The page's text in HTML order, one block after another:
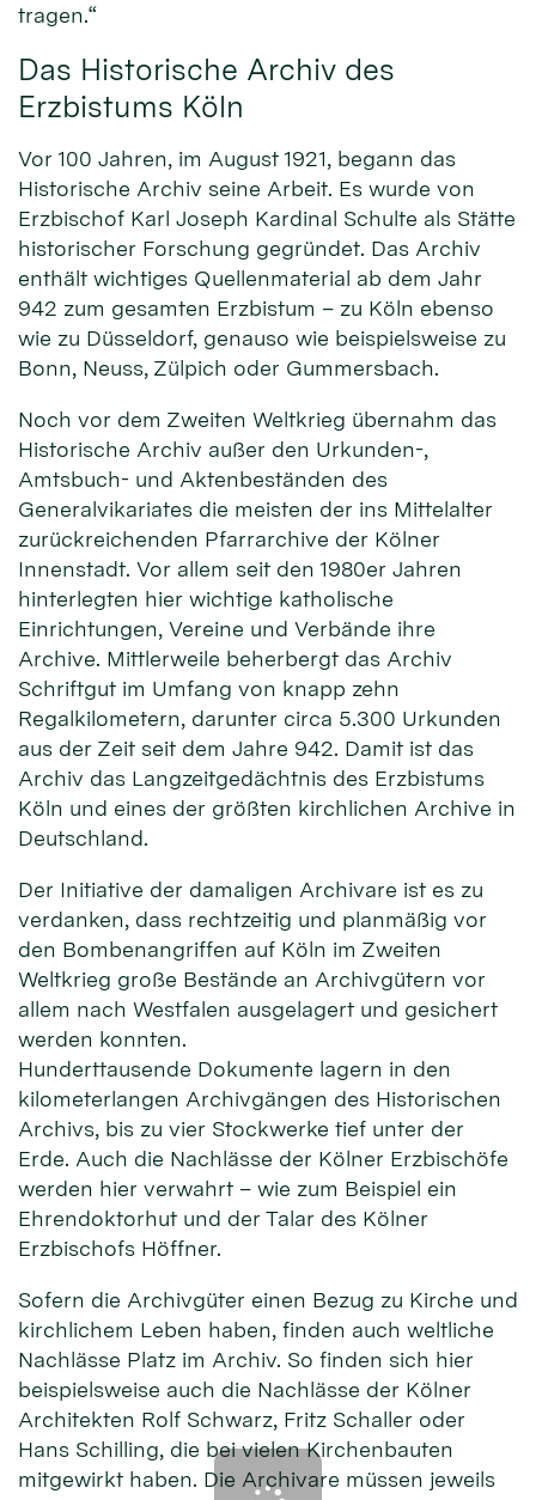
tragen.“
Das Historische Archiv des
Erzbistums Köln
Vor 100 Jahren, im August 1921, begann das
Historische Archiv seine Arbeit. Es wurde von
Erzbischof Karl Joseph Kardinal Schulte als Stätte
historischer Forschung gegründet. Das Archiv
enthält wichtiges Quellenmaterial ab dem Jahr
942 zum gesamten Erzbistum – zu Köln ebenso
wie zu Düsseldorf, genauso wie beispielsweise zu
Bonn, Neuss, Zülpich oder Gummersbach.
Noch vor dem Zweiten Weltkrieg übernahm das
Historische Archiv außer den Urkunden-,
Amtsbuch- und Aktenbeständen des
Generalvikariates die meisten der ins Mittelalter
zurückreichenden Pfarrarchive der Kölner
Innenstadt. Vor allem seit den 1980er Jahren
hinterlegten hier wichtige katholische
Einrichtungen, Vereine und Verbände ihre
Archive. Mittlerweile beherbergt das Archiv
Schriftgut im Umfang von knapp zehn
Regalkilometern, darunter circa 5.300 Urkunden
aus der Zeit seit dem Jahre 942. Damit ist das
Archiv das Langzeitgedächtnis des Erzbistums
Köln und eines der größten kirchlichen Archive in
Deutschland.
Der Initiative der damaligen Archivare ist es zu
verdanken, dass rechtzeitig und planmäßig vor
den Bombenangriffen auf Köln im Zweiten
Weltkrieg große Bestände an Archivgütern vor
allem nach Westfalen ausgelagert und gesichert
werden konnten.
Hunderttausende Dokumente lagern in den
kilometerlangen Archivgängen des Historischen
Archivs, bis zu vier Stockwerke tief unter der
Erde. Auch die Nachlässe der Kölner Erzbischöfe
werden hier verwahrt – wie zum Beispiel ein
Ehrendoktorhut und der Talar des Kölner
Erzbischofs Höffner.
Sofern die Archivgüter einen Bezug zu Kirche und
kirchlichem Leben haben, finden auch weltliche
Nachlässe Platz im Archiv. So finden sich hier
beispielsweise auch die Nachlässe der Kölner
Architekten Rolf Schwarz, Fritz Schaller oder
Hans Schilling, die bei vielen Kirchenbauten
mitgewirkt haben. Die Archivare müssen jeweils